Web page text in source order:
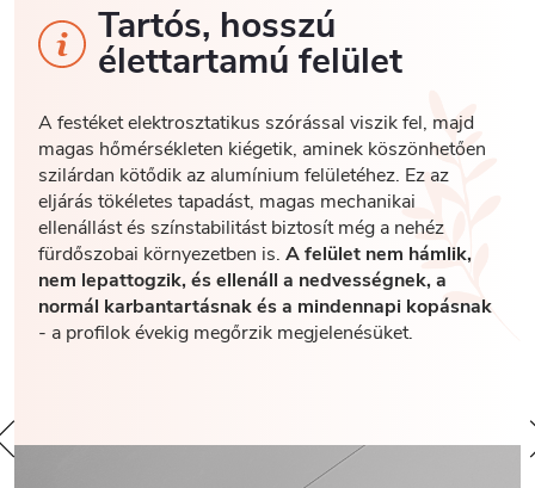
Tartós, hosszú
élettartamú felület
A festéket elektrosztatikus szórással viszik fel, majd
magas hőmérsékleten kiégetik, aminek köszönhetően
szilárdan kötődik az alumínium felületéhez. Ez az
eljárás tökéletes tapadást, magas mechanikai
ellenállást és színstabilitást biztosít még a nehéz
fürdőszobai környezetben is. A felület nem hámlik,
nem lepattogzik, és ellenáll a nedvességnek, a
normál karbantartásnak és a mindennapi kopásnak
- a profilok évekig megőrzik megjelenésüket.